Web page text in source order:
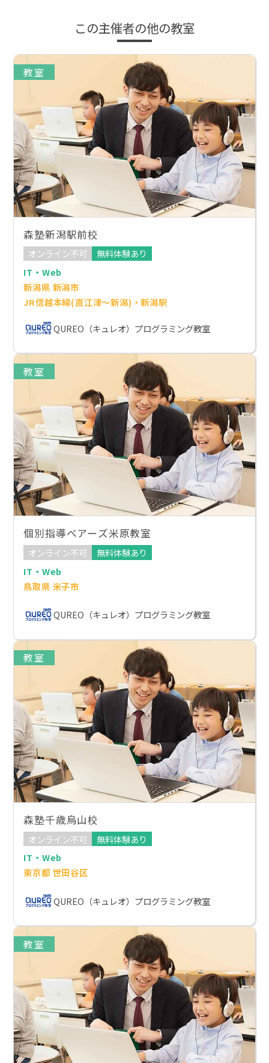
この主催者の他の教室
教室
森塾新潟駅前校
オンライン不可
無料体験あり
IT・Web
新潟県 新潟市
JR信越本線(直江津～新潟)・新潟駅
QUREO（キュレオ）プログラミング教室
教室
個別指導ベアーズ米原教室
オンライン不可
無料体験あり
IT・Web
鳥取県 米子市
QUREO（キュレオ）プログラミング教室
教室
森塾千歳烏山校
オンライン不可
無料体験あり
IT・Web
東京都 世田谷区
QUREO（キュレオ）プログラミング教室
教室